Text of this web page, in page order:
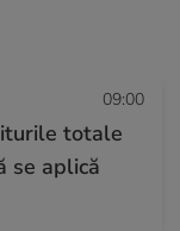
09:00
totale
se aplică